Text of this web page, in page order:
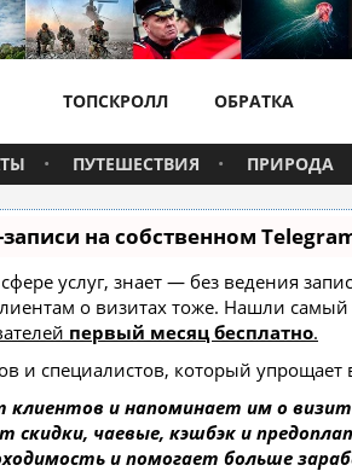
ТОПСКРОЛЛ ОБРАТКА
ПУТЕШЕСТВИЯ ПРИРОДА
на собственном
сфере услуг, знает — без ведения
о визитах тоже. Нашли
первый месяц бесплатно.
и специалистов, который упрощает
клиентов и напоминает им о
скидки, чаевые, кэшбэк и
и помогает больше